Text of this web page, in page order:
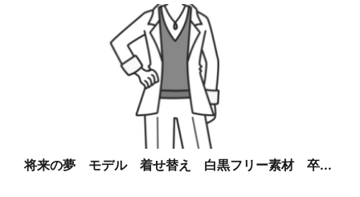
将来の夢 モデル 着せ替え 白黒フリー素材 卒...